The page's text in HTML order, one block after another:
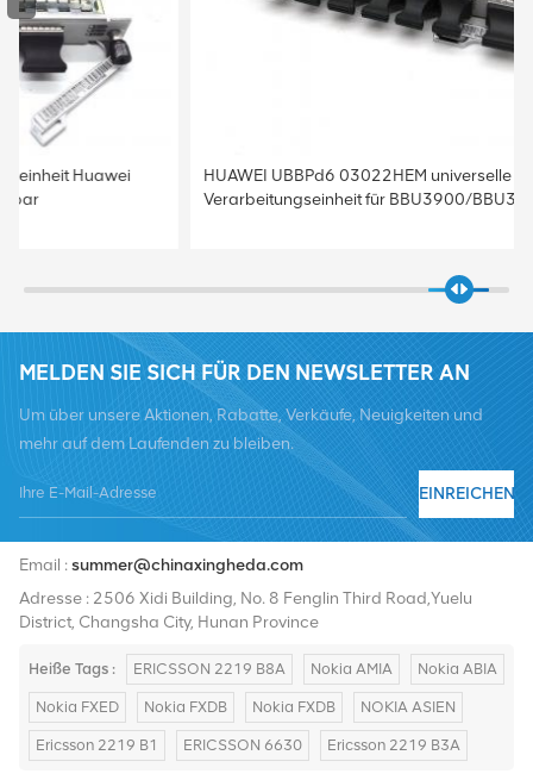
HUAWEI UBBPd6 03022HEM universelle Basisband-
Verarbeitungseinheit für BBU3900/BBU3910
MELDEN SIE SICH FÜR DEN NEWSLETTER AN
Um über unsere Aktionen, Rabatte, Verkäufe, Neuigkeiten und
mehr auf dem Laufenden zu bleiben.
EINREICHEN
Email :summer@chinaxingheda.com
Adresse : 2506 Xidi Building, No. 8 Fenglin Third Road,Yuelu
District, Changsha City, Hunan Province
Heiße Tags : ERICSSON 2219 B8A Nokia AMIA Nokia ABIA
Nokia FXED Nokia FXDB Nokia FXDB NOKIA ASIEN
Ericsson 2219 B1 ERICSSON 6630 Ericsson 2219 B3A